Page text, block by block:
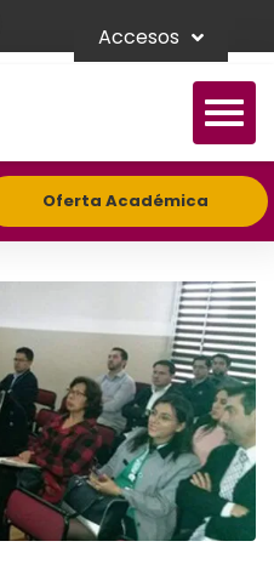
Accesos
Oferta Académica